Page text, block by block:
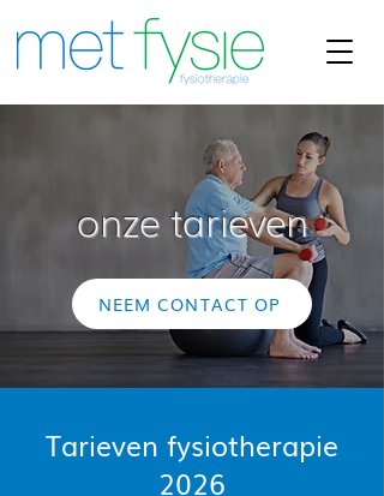
onze tarieven
NEEM CONTACT OP
Tarieven fysiotherapie
2026